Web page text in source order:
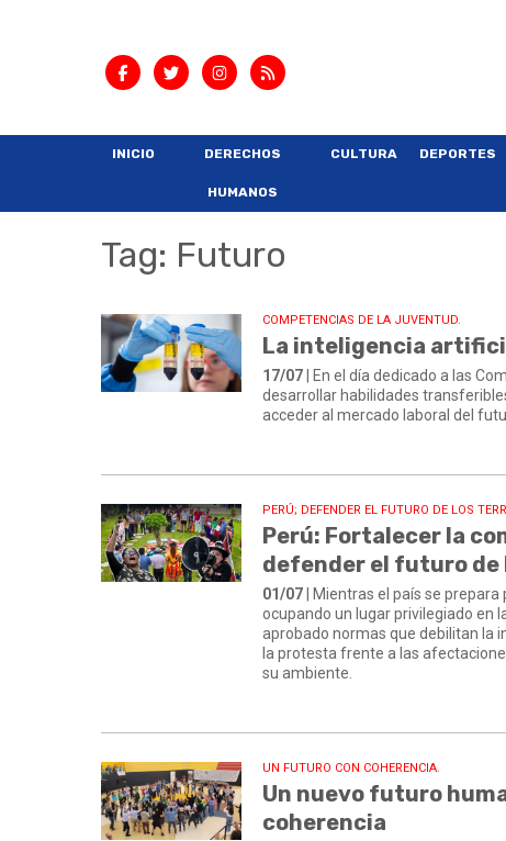
INICIO DERECHOS
HUMANOS
CULTURA DEPORTES
Tag: Futuro
COMPETENCIAS DE LA JUVENTUD.
La inteligencia
17/07| En el día dedicado a las
desarrollar habilidades
acceder al mercado laboral del
PERÚ; DEFENDER EL FUTURO DE LOS
Perú: Fortalecer la
defender el futuro
01/07| Mientras el país se
ocupando un lugar privilegiado en
aprobado normas que debilitan la
la protesta frente a las
su ambiente.
UN FUTURO CON COHERENCIA.
Un nuevo futuro
coherencia